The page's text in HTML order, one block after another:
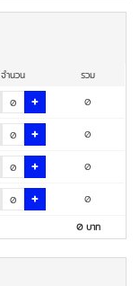
จำนวน
รวม
0
0
0
0
0บาท